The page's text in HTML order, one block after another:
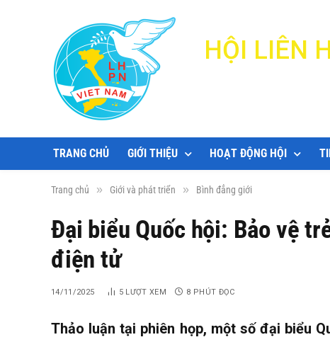
HỘI LIÊN
TRANG CHỦ GIỚI THIỆU HOẠT ĐỘNG HỘI
Trang chủ » Giới và phát triển » Bình đẳng giới
Đại biểu Quốc hội: Bảo vệ
điện tử
14/11/2025 5 LƯỢT XEM 8 PHÚT ĐỌC
Thảo luận tại phiên họp, một số đại biểu